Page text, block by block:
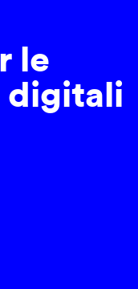
le
digitali